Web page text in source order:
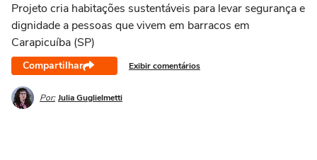
Projeto cria habitações sustentáveis para levar segurança e
dignidade a pessoas que vivem em barracos em
Carapicuíba (SP)
Compartilhar Exibir comentários
Por: Julia Guglielmetti